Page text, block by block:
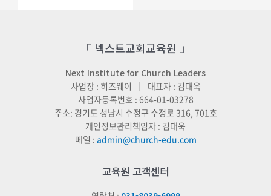
「 넥스트교회교육원 」
Next Institute for Church Leaders
사업장 : 히즈웨이 ｜ 대표자 : 김대욱
사업자등록번호 : 664-01-03278
주소: 경기도 성남시 수정구 수정로 316, 701호
개인정보관리책임자 : 김대욱
메일 : admin@church-edu.com
교육원 고객센터